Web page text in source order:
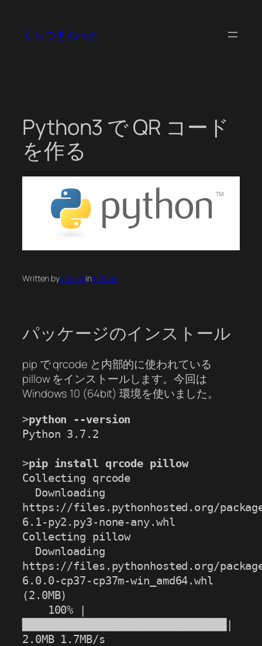
くらつきねっと
Python3 で QR コード
を作る
Written byatmarkinPython
パッケージのインストール
pip で qrcode と内部的に使われている
pillow をインストールします。今回は
Windows 10 (64bit) 環境を使いました。
>python --version
Python 3.7.2
>pip install qrcode pillow
Collecting qrcode
https://files.pythonhosted.org/packages/
6.1-py2.py3-none-any.whl
Collecting pillow
https://files.pythonhosted.org/packages/
6.0.0-cp37-cp37m-win_amd64.whl
(2.0MB)
████████████████████████████████|
2.0MB 1.7MB/s